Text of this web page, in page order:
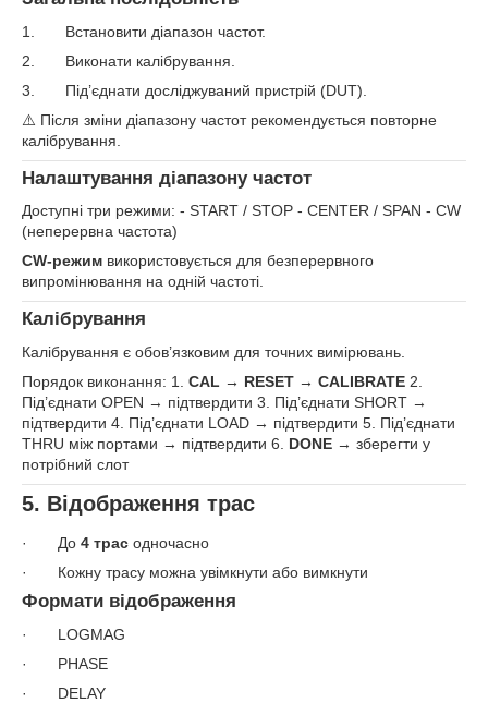
1. Встановити діапазон частот.
2. Виконати калібрування.
3. Під’єднати досліджуваний пристрій (DUT).
⚠️ Після зміни діапазону частот рекомендується повторне
калібрування.
Налаштування діапазону частот
Доступні три режими: - START / STOP - CENTER / SPAN - CW
(неперервна частота)
CW‑режим використовується для безперервного
випромінювання на одній частоті.
Калібрування
Калібрування є обов’язковим для точних вимірювань.
Порядок виконання: 1. CAL → RESET → CALIBRATE 2.
Під’єднати OPEN → підтвердити 3. Під’єднати SHORT →
підтвердити 4. Під’єднати LOAD → підтвердити 5. Під’єднати
THRU між портами → підтвердити 6. DONE → зберегти у
потрібний слот
5. Відображення трас
· До 4 трас одночасно
· Кожну трасу можна увімкнути або вимкнути
Формати відображення
· LOGMAG
· PHASE
· DELAY